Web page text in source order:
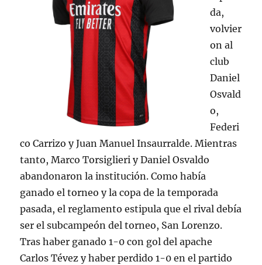
da,
volvier
on al
club
Daniel
Osvald
o,
Federi
co Carrizo y Juan Manuel Insaurralde. Mientras
tanto, Marco Torsiglieri y Daniel Osvaldo
abandonaron la institución. Como había
ganado el torneo y la copa de la temporada
pasada, el reglamento estipula que el rival debía
ser el subcampeón del torneo, San Lorenzo.
Tras haber ganado 1-0 con gol del apache
Carlos Tévez y haber perdido 1-0 en el partido